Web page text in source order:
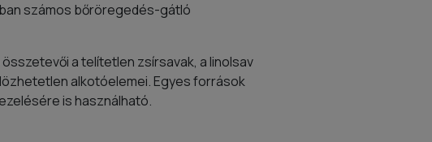
számos bőröregedés-gátló
a telítetlen zsírsavak, a linolsav
alkotóelemei. Egyes források
is használható.